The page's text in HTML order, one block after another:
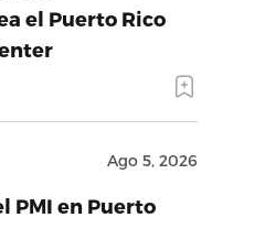
el Puerto Rico
Ago 5, 2026
PMI en Puerto